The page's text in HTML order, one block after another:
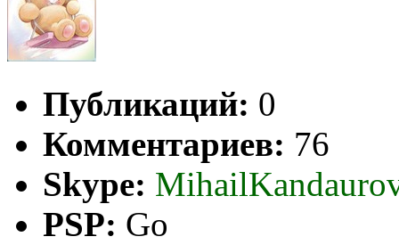
Публикаций: 0
Комментариев: 76
Skype:
PSP: Go